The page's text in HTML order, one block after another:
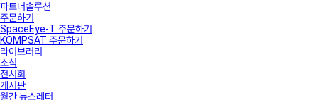
파트너솔루션
주문하기
SpaceEye-T 주문하기
KOMPSAT 주문하기
라이브러리
소식
전시회
게시판
월간 뉴스레터